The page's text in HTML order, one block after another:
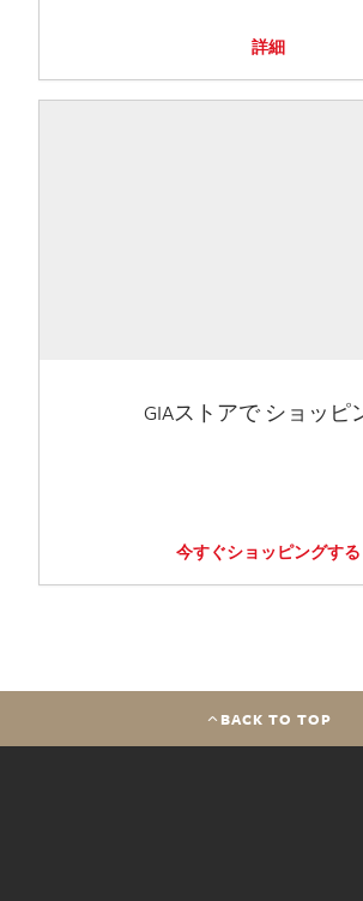
詳細
GIAストアで ショッピ
今すぐショッピングする
BACK TO TOP